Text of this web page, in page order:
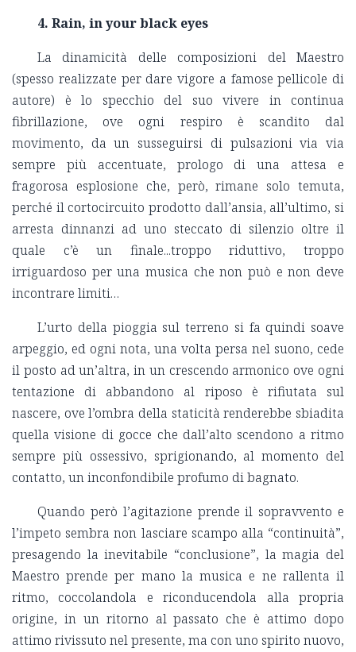
4. Rain, in your black eyes
La dinamicità delle composizioni del Maestro
(spesso realizzate per dare vigore a famose pellicole di
autore) è lo specchio del suo vivere in continua
fibrillazione, ove ogni respiro è scandito dal
movimento, da un susseguirsi di pulsazioni via via
sempre più accentuate, prologo di una attesa e
fragorosa esplosione che, però, rimane solo temuta,
perché il cortocircuito prodotto dall’ansia, all’ultimo, si
arresta dinnanzi ad uno steccato di silenzio oltre il
quale c’è un finale...troppo riduttivo, troppo
irriguardoso per una musica che non può e non deve
incontrare limiti…
L’urto della pioggia sul terreno si fa quindi soave
arpeggio, ed ogni nota, una volta persa nel suono, cede
il posto ad un’altra, in un crescendo armonico ove ogni
tentazione di abbandono al riposo è rifiutata sul
nascere, ove l’ombra della staticità renderebbe sbiadita
quella visione di gocce che dall’alto scendono a ritmo
sempre più ossessivo, sprigionando, al momento del
contatto, un inconfondibile profumo di bagnato.
Quando però l’agitazione prende il sopravvento e
l’impeto sembra non lasciare scampo alla “continuità”,
presagendo la inevitabile “conclusione”, la magia del
Maestro prende per mano la musica e ne rallenta il
ritmo, coccolandola e riconducendola alla propria
origine, in un ritorno al passato che è attimo dopo
attimo rivissuto nel presente, ma con uno spirito nuovo,